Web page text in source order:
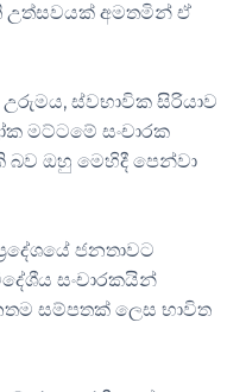
උත්සවයක් අමතමින් ඒ
ස්වභාවික සිරියාව
මට්ටමේ සංචාරක
ඔහු මෙහිදී පෙන්වා
ජනතාවට
සංචාරකයින්
සම්පතක් ලෙස භාවිත